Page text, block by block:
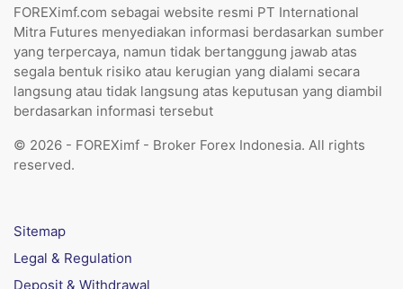
FOREXimf.com sebagai website resmi PT International
Mitra Futures menyediakan informasi berdasarkan sumber
yang terpercaya, namun tidak bertanggung jawab atas
segala bentuk risiko atau kerugian yang dialami secara
langsung atau tidak langsung atas keputusan yang diambil
berdasarkan informasi tersebut
© 2026 - FOREXimf - Broker Forex Indonesia. All rights
reserved.
Sitemap
Legal & Regulation
Deposit & Withdrawal